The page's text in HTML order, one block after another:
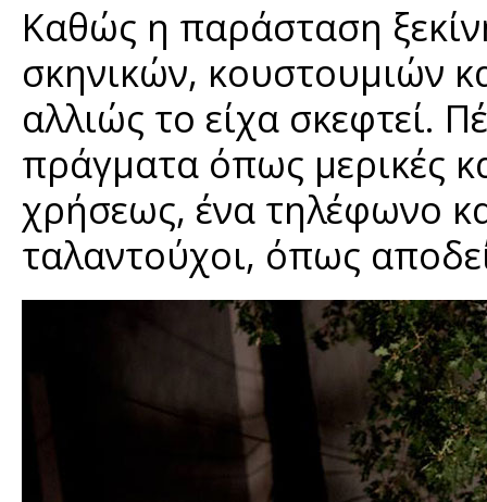
Καθώς η παράσταση
σκηνικών, κουστουμιών
αλλιώς το είχα σκεφτεί.
πράγματα όπως μερικές
χρήσεως, ένα τηλέφωνο
ταλαντούχοι, όπως